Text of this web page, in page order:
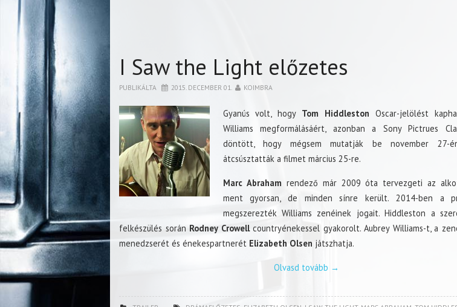
I Saw the Light előzetes
PUBLIKÁLTA 2015. DECEMBER 01. KOIMBRA
Gyanús volt, hogy Tom Hiddleston Oscar-jelölést
Williams megformálásáért, azonban a Sony Pictrues
döntött, hogy mégsem mutatják be november 27-
átcsúsztatták a filmet március 25-re.
Marc Abraham rendező már 2009 óta tervezgeti az
ment gyorsan, de minden sínre került. 2014-ben a
megszerezték Williams zenéinek jogait. Hiddleston a
felkészülés során Rodney Crowellcountryénekessel gyakorolt. Aubrey Williams-t, a
menedzserét és énekespartnerét Elizabeth Olsen játszhatja.
Olvasd tovább →